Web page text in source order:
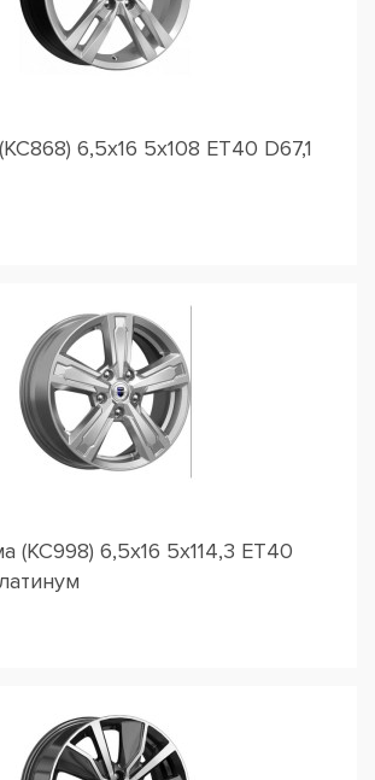
6,5x16 5x108 ET40 D67,1
(КС998) 6,5x16 5x114,3 ET40